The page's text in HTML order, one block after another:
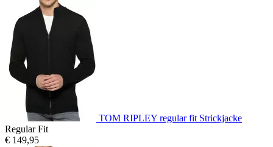
TOM RIPLEY regular fit Strickjacke
Regular Fit
€ 149,95